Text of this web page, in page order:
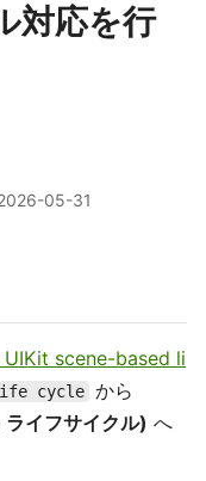
対応を行
05-31
scene-based li
cycle から
イフサイクル) へ